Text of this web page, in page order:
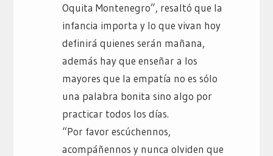
Oquita Montenegro”, resaltó que la
infancia importa y lo que vivan hoy
definirá quienes serán mañana,
además hay que enseñar a los
mayores que la empatía no es sólo
una palabra bonita sino algo por
practicar todos los días.
“Por favor escúchennos,
acompáñennos y nunca olviden que